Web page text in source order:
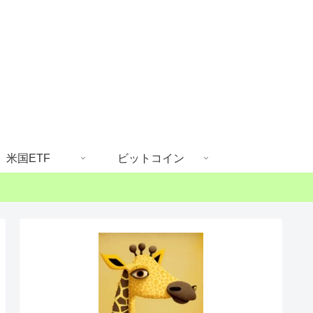
米国ETF ビットコイン